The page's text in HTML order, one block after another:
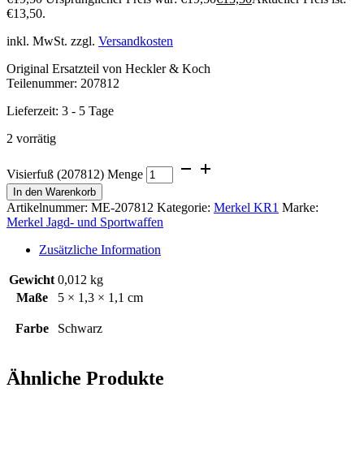
€13,50.
inkl. MwSt. zzgl. Versandkosten
Original Ersatzteil von Heckler & Koch
Teilenummer: 207812
Lieferzeit: 3 - 5 Tage
2 vorrätig
Visierfuß (207812) Menge
In den Warenkorb
Artikelnummer: ME-207812 Kategorie: Merkel KR1 Marke:
Merkel Jagd- und Sportwaffen
Zusätzliche Information
Gewicht 0,012 kg
Maße
5 × 1,3 × 1,1 cm
Farbe Schwarz
Ähnliche Produkte